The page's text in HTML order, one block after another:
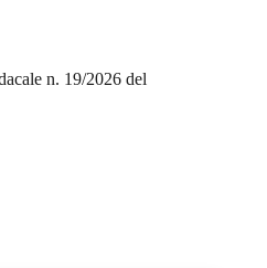
n. 19/2026 del